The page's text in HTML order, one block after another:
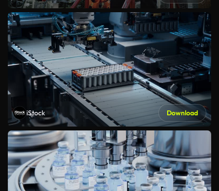
iStock Download